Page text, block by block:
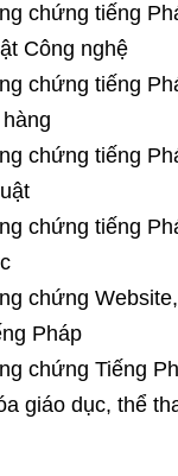
chứng tiếng
Công nghệ
chứng tiếng
chứng tiếng
chứng tiếng
chứng
Pháp
chứng Tiếng
giáo dục, thể